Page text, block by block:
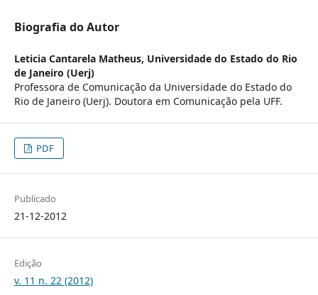
Biografia do Autor
Leticia Cantarela Matheus, Universidade do Estado do Rio
de Janeiro (Uerj)
Professora de Comunicação da Universidade do Estado do
Rio de Janeiro (Uerj). Doutora em Comunicação pela UFF.
PDF
Publicado
21-12-2012
Edição
v. 11 n. 22 (2012)